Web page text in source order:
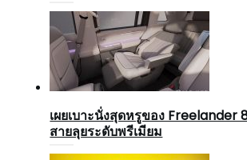
เผยเบาะนั่งสุดหรูของ Freelander
สายลุยระดับพรีเมียม